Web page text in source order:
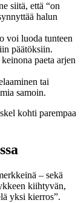
siitä, että “on
halun
voi luoda tunteen
päätöksiin.
paeta arjen
tai
samoin.
kohti parempaa
– sekä
kiihtyvän,
yksi kierros”.